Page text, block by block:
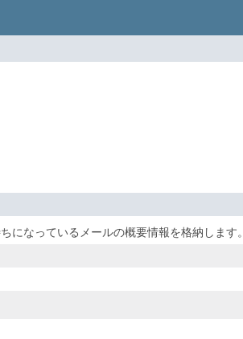
になっているメールの概要情報を格納します。